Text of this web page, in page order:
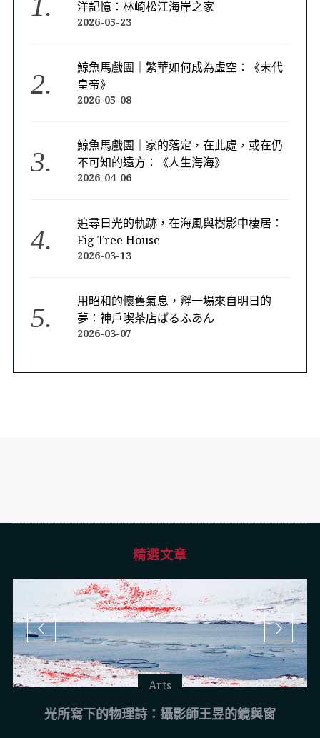
洋記憶：林崎松江海岸之家
2026-05-23
鯨魚馬戲團｜繁華如何成為虛空：《末代
皇帝》
2026-05-08
鯨魚馬戲團｜家的落定，在此處，或在仍
不可知的遠方：《人生海海》
2026-04-06
追尋日光的軌跡，在海風與樹影中棲居：
Fig Tree House
2026-03-13
用昭和的懷舊氣息，孵一場來自明日的
夢：神戶喫茶店ぱるふあん
2026-03-07
精選文章
Arts
光所寫下的物理詩：攝影師王昱的鏡與窗